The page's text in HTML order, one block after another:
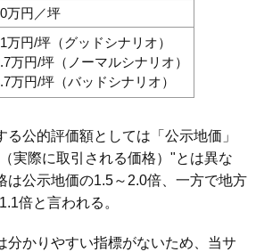
万円／坪
万円/坪（グッドシナリオ）
万円/坪（ノーマルシナリオ）
万円/坪（バッドシナリオ）
公的評価額としては「公示地価」
実際に取引される価格）"とは異な
は公示地価の1.5～2.0倍、一方で地方
倍と言われる。
かりやすい指標がないため、当サ